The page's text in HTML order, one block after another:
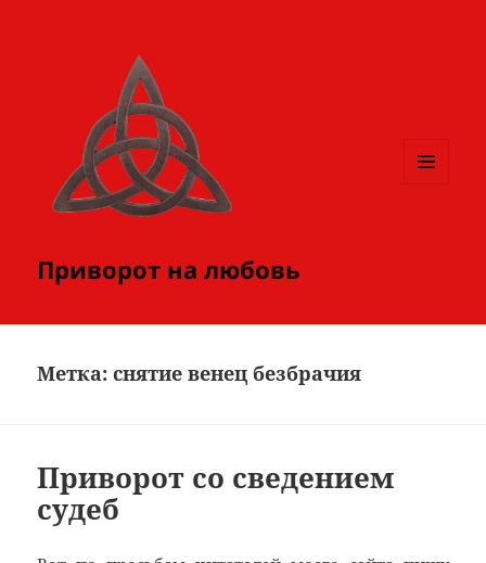
Приворот на любовь
Метка:снятие венец безбрачия
Приворот со сведением
судеб